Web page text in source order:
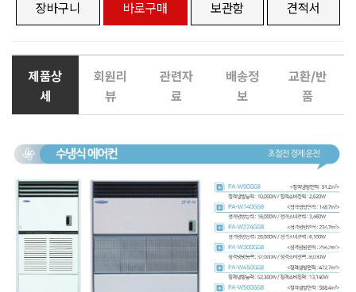
장바구니 바로구매 보관함 견적서
제품상
세
회원리
뷰
관련자
료
배송정
보
교환/반
품